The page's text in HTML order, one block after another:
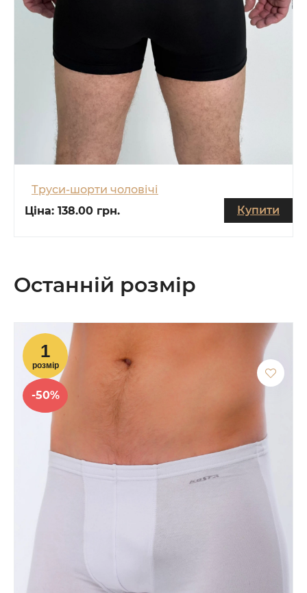
Труси-шорти чоловічі
Ціна: 138.00 грн. Купити
Останній розмір
-50%